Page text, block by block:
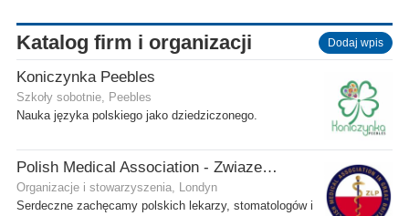
Katalog firm i organizacji Dodaj wpis
Koniczynka Peebles
Szkoły sobotnie, Peebles
Nauka języka polskiego jako dziedziczonego.
Polish Medical Association - Zwiazek Lekarzy Polskich w Wielkiej Brytanii
Organizacje i stowarzyszenia, Londyn
Serdeczne zachęcamy polskich lekarzy, stomatologów i